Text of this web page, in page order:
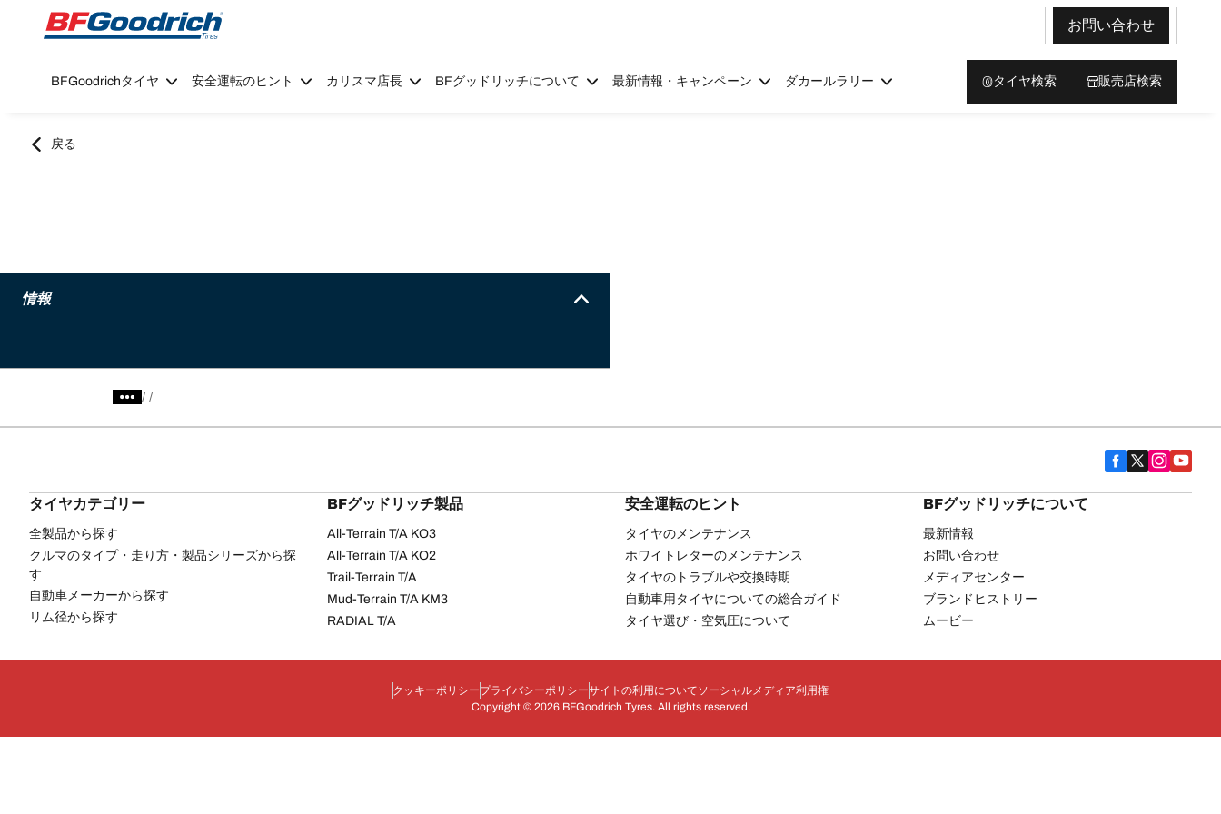
Go to page content
Go to page navigation
お問い合わせ
BFGoodrichタイヤ 安全運転のヒント カリスマ店長 BFグッドリッチについて 最新情報・キャンペーン ダカールラリー タイヤ検索 販売店検索
戻る
情報
/
タイヤカテゴリー
全製品から探す
クルマのタイプ・走り方・製品シリーズから探
す
自動車メーカーから探す
リム径から探す
BFグッドリッチ製品
All-Terrain T/A KO3
All-Terrain T/A KO2
Trail-Terrain T/A
Mud-Terrain T/A KM3
RADIAL T/A
安全運転のヒント
タイヤのメンテナンス
ホワイトレターのメンテナンス
タイヤのトラブルや交換時期
自動車用タイヤについての総合ガイド
タイヤ選び・空気圧について
BFグッドリッチについて
最新情報
お問い合わせ
メディアセンター
ブランドヒストリー
ムービー
クッキーポリシープライバシーポリシーサイトの利用についてソーシャルメディア利用権
Copyright © 2026 BFGoodrich Tyres. All rights reserved.